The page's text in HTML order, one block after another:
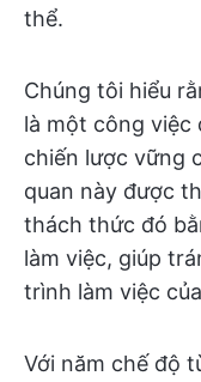
thể.
Chúng tôi hiểu
là một công việc
chiến lược vững
quan này được
thách thức đó
làm việc, giúp
trình làm việc
Với năm chế độ